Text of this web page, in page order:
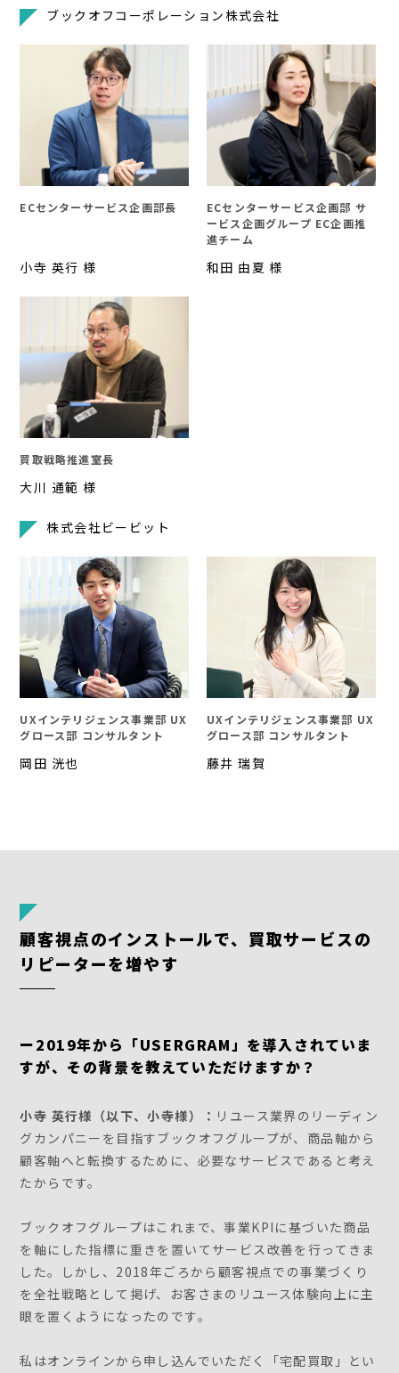
ブックオフコーポレーション株式会社
ECセンターサービス企画部長
小寺 英行 様
ECセンターサービス企画部 サ
ービス企画グループ EC企画推
進チーム
和田 由夏 様
買取戦略推進室長
大川 通範 様
株式会社ビービット
UXインテリジェンス事業部 UX
グロース部 コンサルタント
岡田 洸也
UXインテリジェンス事業部 UX
グロース部 コンサルタント
藤井 瑞賀
顧客視点のインストールで、買取サービスの
リピーターを増やす
ー2019年から「USERGRAM」を導入されていま
すが、その背景を教えていただけますか？
小寺 英行様（以下、小寺様）： リユース業界のリーディン
グカンパニーを目指すブックオフグループが、商品軸から
顧客軸へと転換するために、必要なサービスであると考え
たからです。
ブックオフグループはこれまで、事業KPIに基づいた商品
を軸にした指標に重きを置いてサービス改善を行ってきま
した。しかし、2018年ごろから顧客視点での事業づくり
を全社戦略として掲げ、お客さまのリユース体験向上に主
眼を置くようになったのです。
私はオンラインから申し込んでいただく「宅配買取」とい